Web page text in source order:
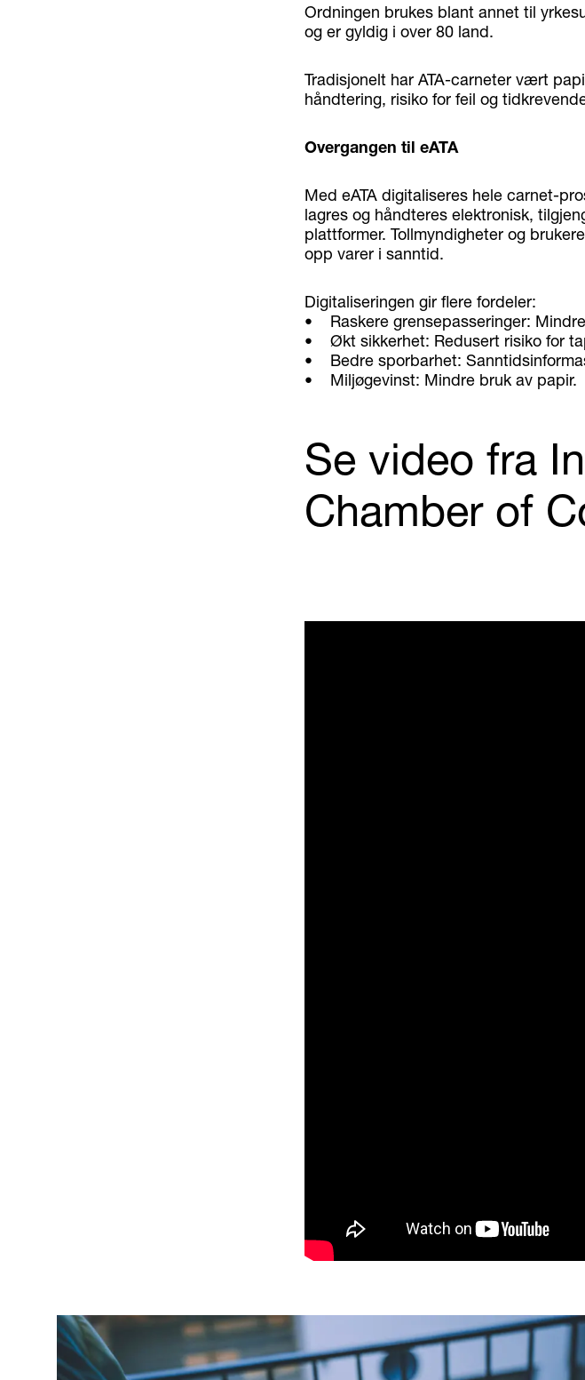
Ordningen brukes blant annet til
og er gyldig i over 80 land.
Tradisjonelt har ATA-carneter vært
håndtering, risiko for feil og
Overgangen til eATA
Med eATA digitaliseres hele carnet-
lagres og håndteres elektronisk,
plattformer. Tollmyndigheter og
opp varer i sanntid.
Digitaliseringen gir flere fordeler:
• Raskere grensepasseringer:
• Økt sikkerhet: Redusert risiko for
• Bedre sporbarhet:
• Miljøgevinst: Mindre bruk av papir.
Se video fra
Chamber of